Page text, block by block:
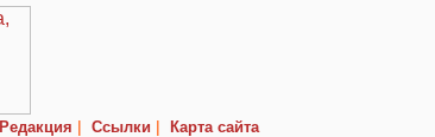
Редакция | Ссылки |
Карта сайта